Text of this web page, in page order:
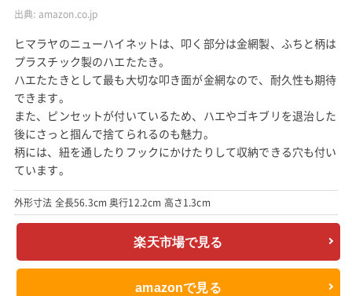
出典: amazon.co.jp
ヒマラヤのニューハイネットは、叩く部分は金網製、ふちと柄は
プラスチック製のハエたたき。
ハエたたきとして最も大切な叩き面が金網なので、耐久性も期待
できます。
また、ピンセットが付いているため、ハエやゴキブリを退治した
後にさっと掴んで捨てられるのも魅力。
柄には、紐を通したりフックにかけたりして収納できる穴も付い
ています。
外形寸法 全長56.3cm 奥行12.2cm 高さ1.3cm
楽天市場で見る
amazonで見る